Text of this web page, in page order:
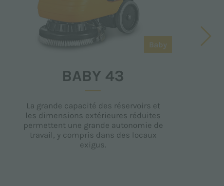
Baby
BABY 43
La grande capacité des réservoirs et
les dimensions extérieures réduites
permettent une grande autonomie de
travail, y compris dans des locaux
exigus.